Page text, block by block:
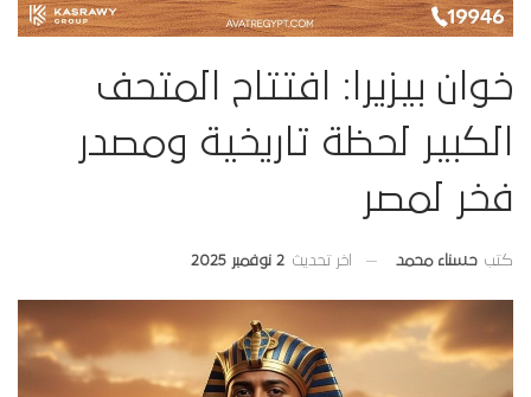
خوان بيزيرا: افتتاح المتحف
الكبير لحظة تاريخية ومصدر
فخر لمصر
كتب حسناء محمد اخر تحديث 2 نوفمبر 2025